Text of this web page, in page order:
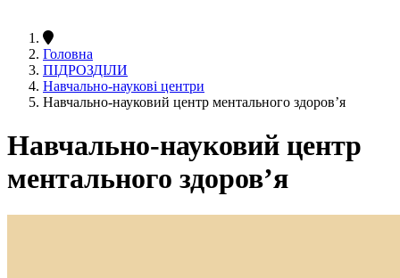
Головна
ПІДРОЗДІЛИ
Навчально-наукові центри
Навчально-науковий центр ментального здоров’я
Навчально-науковий центр
ментального здоров’я